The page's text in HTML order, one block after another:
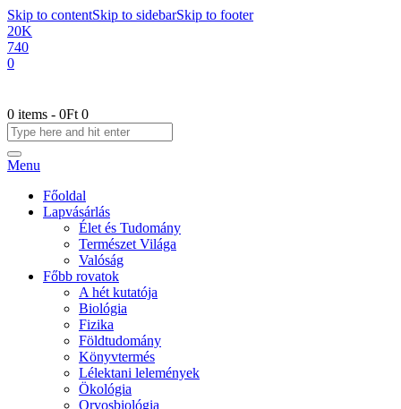
Skip to contentSkip to sidebarSkip to footer
20K
740
0
0 items - 0Ft 0
Menu
Főoldal
Lapvásárlás
Élet és Tudomány
Természet Világa
Valóság
Főbb rovatok
A hét kutatója
Biológia
Fizika
Földtudomány
Könyvtermés
Lélektani lelemények
Ökológia
Orvosbiológia